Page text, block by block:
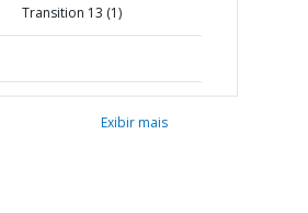
Transition 13 (1)
Exibir mais